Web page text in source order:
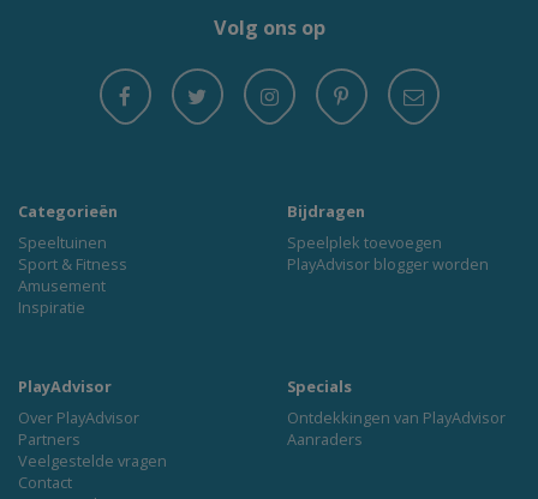
Volg ons op
Categorieën
Speeltuinen
Sport & Fitness
Amusement
Inspiratie
Bijdragen
Speelplek toevoegen
PlayAdvisor blogger worden
PlayAdvisor
Over PlayAdvisor
Partners
Veelgestelde vragen
Contact
Specials
Ontdekkingen van PlayAdvisor
Aanraders